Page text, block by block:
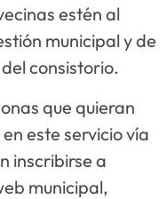
estén al
municipal y de
consistorio.
que quieran
este servicio vía
inscribirse a
municipal,